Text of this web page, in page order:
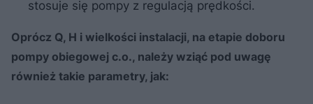
stosuje się pompy z regulacją prędkości.
Oprócz Q, H i wielkości instalacji, na etapie doboru
pompy obiegowej c.o., należy wziąć pod uwagę
również takie parametry, jak: